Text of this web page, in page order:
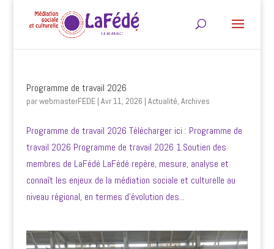
Programme de travail 2026
parwebmasterFEDE| Avr 11, 2026 | Actualité, Archives
Programme de travail 2026 Télécharger ici : Programme de
travail 2026 Programme de travail 2026 1.Soutien des
membres de LaFédé LaFédé repère, mesure, analyse et
connaît les enjeux de la médiation sociale et culturelle au
niveau régional, en termes d’évolution des...